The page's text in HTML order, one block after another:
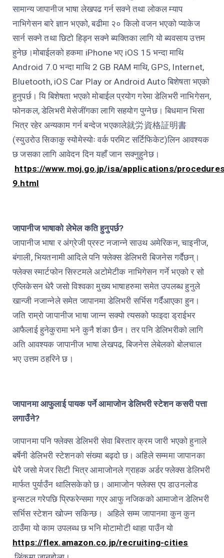
सामान्य जापानीज भाषा लेखपढ गर्न सक्ने तथा लोकल म्याप
नाभिगेसन बारे ज्ञान भएको, बढीमा २० किलो वजन भएको प्याकेज
सार्न सक्ने तथा छिटो हिड्न सक्ने ब्यक्तिका लागि यो ब्यवसाय उत्तम
हुनेछ।मोबाईलको हकमा iPhone भएiOS 15 भन्दा माथि
Android 7.0 भन्दा माथि 2 GB RAM माथि, GPS, Internet,
Bluetooth, iOS Car Play or Android Autoबिशेषता भएको
हुनुपर्छ। यि बिशेषता भएको मोबाईल प्रयोग गरेमा डेलिभरी नाभिगेसन,
फोनकल, डेलिभरी मेसेजींगका लागि सहयोग पुग्नेछ।बिधमान भिसा
भित्र रहेर अन्यकाम गर्न बन्देज भएकाले就労資格証明書
(स्युउरोउ सिकाकु स्योमेस्योः वर्क परमिट सर्टिफिकेट)लिन आवश्यक
छ जसका लागि आवेदन दिन यहाँ जान सक्नुहुनेछ।
https://www.moj.go.jp/isa/applications/
9.html
जापानीज भाषाको लेभेल कति हुनुपर्छ?
जापानीज भाषा र अंग्रेजी प्रस्ट नजान्ने साउथ अमेरिकन, चाइनीज,
बंगाली, भियतनामी आदिले पनि फ्लेक्स डेलिभरी बिजनेस गर्दैछन्।
फ्लेक्स स्मार्टफोन सिस्टमले अटोमेटीक नाभिगेसन गर्ने भएको र सो
एप्लिकेसन धेरै जसो विश्वका मुख्य भाषाहरुमा समेत उपलब्ध हुनुले
खान्जी नजान्नेले समेत जापानमा डेलिभरी सर्भिस गर्दैआएका हुन।
जति राम्रो जापानीज भाषा जान्न सक्यो त्यसको फाइदा ड्राईभर
आफैलाई हुनेकुरामा भने कुनै शंका छैन। तर पनि डेलिभरीको लागि
अति आवश्यक जापानीज भाषा लेखपढ, बिजनेस लेबेलको बोलचाल
भए उत्तम ठहरिने छ।
जापानमा आफुलाई पायक पर्ने आमाजोन डेलिभरी स्टेशन कसरी पत्ता
लगाउँने?
जापानमा पनि फ्लेक्स डेलिभरी सेवा बिस्तार क्रम जारी भएको हुनाले
बर्षेनी डेलिभरी स्टेशनको संख्या बढ्दो छ। अहिले सम्ममा जापानका
धेरै जसो मेजर सिटी भित्र आमाजोनले ग्राहक अर्डर फ्लेक्स डेलिभरी
मार्फत पुर्याउँन थालिसकेको छ। आमाजोन फ्लेक्स एप डाउनलोड
इन्सटल गरेपछि प्रिफरेन्समा गएर आफु नजिकको आमाजोन डेलिभरी
सर्भिस स्टेशन खोज्न सकिन्छ।
अहिले सम्म जापानमा कुन कुन
ठाउँमा यो काम उपलब्ध छ भनि मोटामोटी थाहा पाउँन यो
https://flex.amazon.co.jp/recruiting-cities